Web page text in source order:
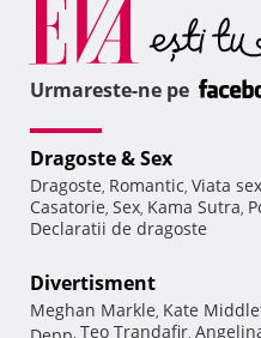
Urmareste-ne pe
Dragoste & Sex
Dragoste, Romantic, Viata
Casatorie, Sex, Kama Sutra,
Declaratii de dragoste
Divertisment
Meghan Markle, Kate
Depp, Teo Trandafir,